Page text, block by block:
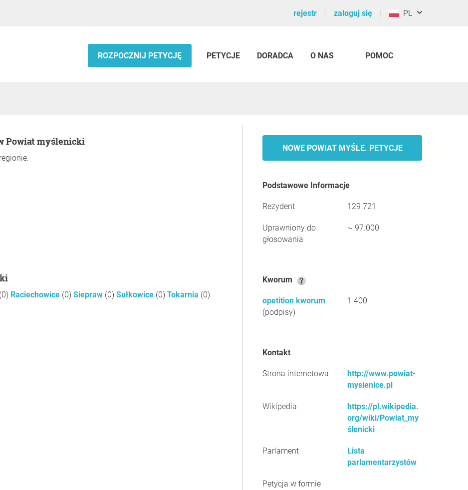
rejestr zaloguj się PL
ROZPOCZNIJ PETYCJĘ PETYCJE DORADCA O NAS POMOC
Powiat myślenicki
(0) Raciechowice (0) Siepraw (0) Sułkowice (0) Tokarnia (0)
NOWE POWIAT MYŚLE. PETYCJE
Podstawowe Informacje
Rezydent 129 721
Uprawniony do
głosowania
~ 97.000
Kworum
opetition kworum
(podpisy)
1 400
Kontakt
Strona internetowa
http://www.powiat-
myslenice.pl
Wikipedia
https://pl.wikipedia.
org/wiki/Powiat_my
ślenicki
Parlament
Lista
parlamentarzystów
Petycja w formie